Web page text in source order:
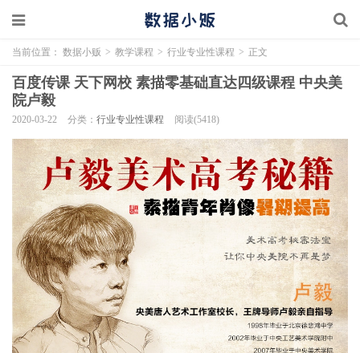
当前位置： 数据小贩 > 教学课程 > 行业专业性课程 > 正文
百度传课 天下网校 素描零基础直达四级课程 中央美
院卢毅
2020-03-22 分类： 行业专业性课程 阅读(5418)